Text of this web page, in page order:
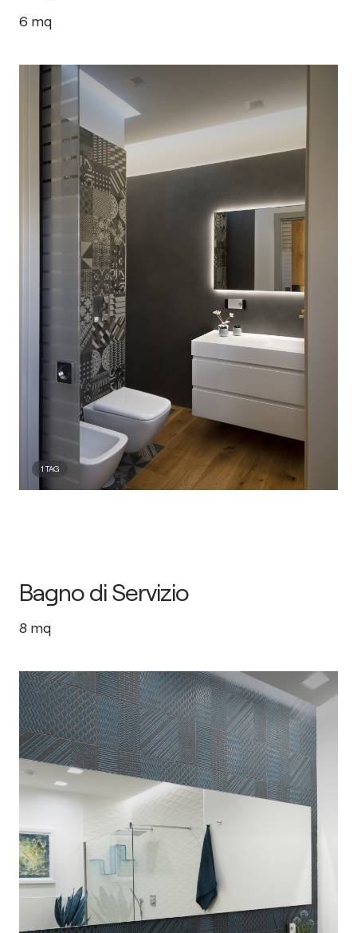
6 mq
1TAG
Bagno di Servizio
8 mq